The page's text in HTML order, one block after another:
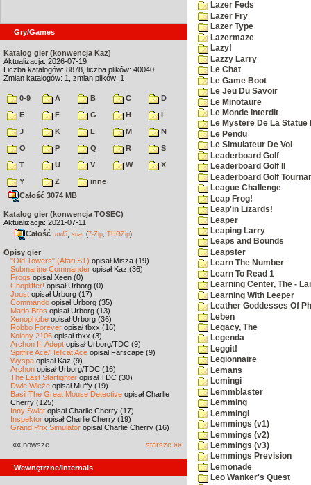
Gry/Games
Katalog gier (konwencja Kaz)
Aktualizacja: 2026-07-19
Liczba katalogów: 8878, liczba plików: 40040
Zmian katalogów: 1, zmian plików: 1
0-9 A B C
D
E
F G H
I
J
K L M
N
O
P Q R
S
T
U V W
X
Y
Z
inne
Całość 3074 MB
Katalog gier (konwencja TOSEC)
Aktualizacja: 2021-07-11
Całość md5 sha (7-Zip TUGZip)
Opisy gier
"Old Towers" (Atari ST) opisał Misza (19)
Submarine Commander opisał Kaz (36)
Frogs opisał Xeen (0)
Choplifter! opisał Urborg (0)
Joust opisał Urborg (17)
Commando opisał Urborg (35)
Mario Bros opisał Urborg (13)
Xenophobe opisał Urborg (36)
Robbo Forever opisał tbxx (16)
Kolony 2106 opisał tbxx (3)
Archon II: Adept opisał Urborg/TDC (9)
Spitfire Ace/Hellcat Ace opisał Farscape (9)
Wyspa opisał Kaz (9)
Archon opisał Urborg/TDC (16)
The Last Starfighter opisał TDC (30)
Dwie Wieże opisał Muffy (19)
Basil The Great Mouse Detective opisał Charlie
Cherry (125)
Inny Świat opisał Charlie Cherry (17)
Inspektor opisał Charlie Cherry (19)
Grand Prix Simulator opisał Charlie Cherry (16)
«« nowsze starsze »»
Wewnętrzne/Internals
Lazer Feds
Lazer Fry
Lazer Type
Lazermaze
Lazy!
Lazzy Larry
Le Chat
Le Game Boot
Le Jeu Du Savoir
Le Minotaure
Le Monde Interdit
Le Mystere De La Statue
Le Pendu
Le Simulateur De Vol
Leaderboard Golf
Leaderboard Golf II
Leaderboard Golf
League Challenge
Leap Frog!
Leap'in Lizards!
Leaper
Leaping Larry
Leaps and Bounds
Leapster
Learn The Number
Learn To Read 1
Learning Center, The -
Learning With Leeper
Leather Goddesses Of
Leben
Legacy, The
Legenda
Leggit!
Legionnaire
Lemans
Lemingi
Lemmblaster
Lemming
Lemmingi
Lemmings (v1)
Lemmings (v2)
Lemmings (v3)
Lemmings Prevision
Lemonade
Leo Wanker's Quest